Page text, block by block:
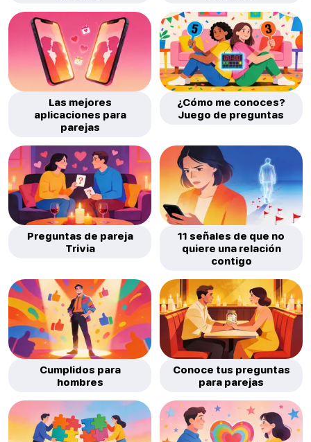
Las mejores
aplicaciones para
parejas
¿Cómo me conoces?
Juego de preguntas
Preguntas de pareja
Trivia
11 señales de que no
quiere una relación
contigo
Cumplidos para
hombres
Conoce tus preguntas
para parejas